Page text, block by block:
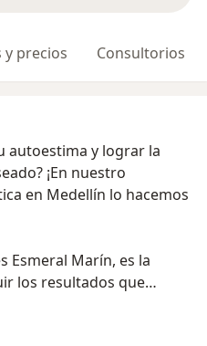
y precios Consultorios
autoestima y lograr la
¡En nuestro
en Medellín lo hacemos
Esmeral Marín, es la
los resultados que
de la